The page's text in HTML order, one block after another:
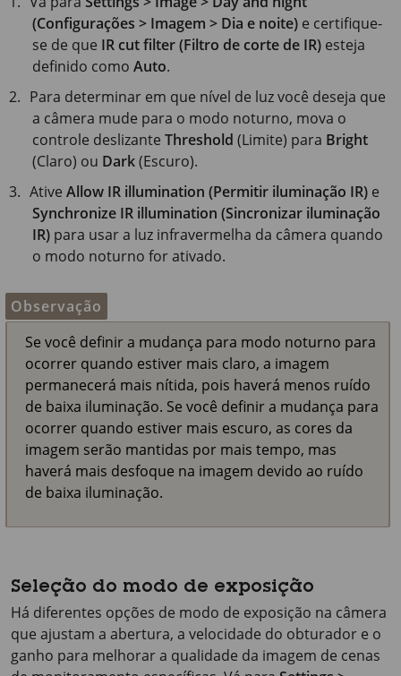
(Configurações > Imagem > Dia e noite) e certifique-
se de que IR cut filter (Filtro de corte de IR) esteja
definido como Auto.
Para determinar em que nível de luz você deseja que
a câmera mude para o modo noturno, mova o
controle deslizante Threshold (Limite) para Bright
(Claro) ou Dark(Escuro).
AtiveAllow IR illumination (Permitir iluminação IR) e
Synchronize IR illumination (Sincronizar iluminação
IR) para usar a luz infravermelha da câmera quando
o modo noturno for ativado.
Observação
Se você definir a mudança para modo noturno para
ocorrer quando estiver mais claro, a imagem
permanecerá mais nítida, pois haverá menos ruído
de baixa iluminação. Se você definir a mudança para
ocorrer quando estiver mais escuro, as cores da
imagem serão mantidas por mais tempo, mas
haverá mais desfoque na imagem devido ao ruído
de baixa iluminação.
Seleção do modo de exposição
Há diferentes opções de modo de exposição na câmera
que ajustam a abertura, a velocidade do obturador e o
ganho para melhorar a qualidade da imagem de cenas